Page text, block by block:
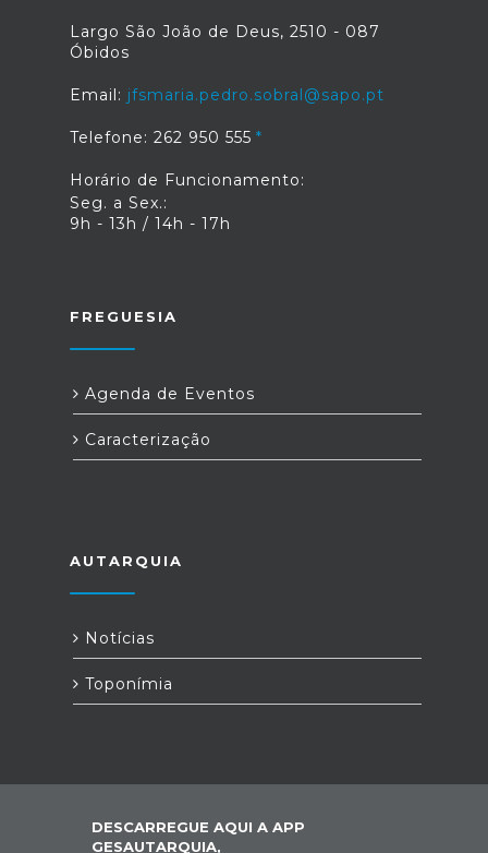
Largo São João de Deus, 2510 - 087
Óbidos
Email: jfsmaria.pedro.sobral@sapo.pt
Telefone: 262 950 555
Horário de Funcionamento:
Seg. a Sex.:
9h - 13h / 14h - 17h
FREGUESIA
Agenda de Eventos
Caracterização
AUTARQUIA
Notícias
Toponímia
DESCARREGUE AQUI A APP
GESAUTARQUIA,